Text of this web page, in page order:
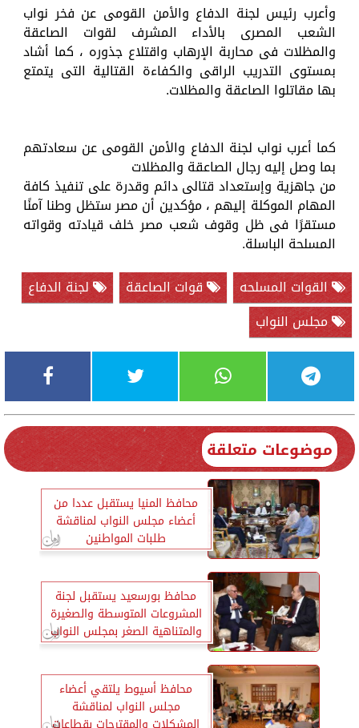
وأعرب رئيس لجنة الدفاع والأمن القومى عن فخر نواب
الشعب المصرى بالأداء المشرف لقوات الصاعقة
والمظلات فى محاربة الإرهاب واقتلاع جذوره ، كما أشاد
بمستوى التدريب الراقى والكفاءة القتالية التى يتمتع
بها مقاتلوا الصاعقة والمظلات.
كما أعرب نواب لجنة الدفاع والأمن القومى عن سعادتهم
بما وصل إليه رجال الصاعقة والمظلات
من جاهزية وإستعداد قتالى دائم وقدرة على تنفيذ كافة
المهام الموكلة إليهم ، مؤكدين أن مصر ستظل وطنا آمنًا
مستقرًا فى ظل وقوف شعب مصر خلف قيادته وقواته
المسلحة الباسلة.
القوات المسلحه
قوات الصاعقة
لجنة الدفاع
مجلس النواب
موضوعات متعلقة
محافظ المنيا يستقبل عددا من
أعضاء مجلس النواب لمناقشة
طلبات المواطنين
محافظ بورسعيد يستقبل لجنة
المشروعات المتوسطة والصغيرة
والمتناهية الصغر بمجلس النواب
محافظ أسيوط يلتقي أعضاء
مجلس النواب لمناقشة